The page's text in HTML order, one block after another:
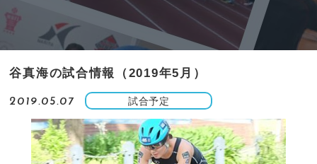
谷真海の試合情報（2019年5月）
2019.05.07 試合予定